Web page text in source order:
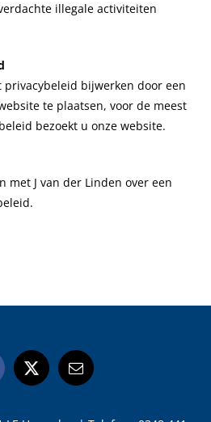
illegale activiteiten
privacybeleid bijwerken door een
te plaatsen, voor de meest
bezoekt u onze website.
met J van der Linden over een